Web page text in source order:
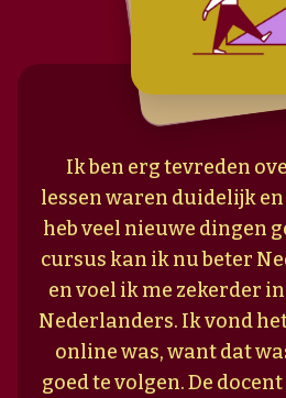
Ik ben erg tevreden
lessen waren duidelijk
heb veel nieuwe dingen
cursus kan ik nu beter
en voel ik me zekerder
Nederlanders. Ik vond
online was, want dat
goed te volgen. De